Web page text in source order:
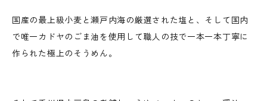
国産の最上級小麦と瀬戸内海の厳選された塩と、そして国内
で唯一カドヤのごま油を使用して職人の技で一本一本丁寧に
作られた極上のそうめん。